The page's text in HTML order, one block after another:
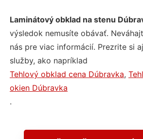
Laminátový obklad na stenu
výsledok nemusíte obávať.
nás pre viac informácií. Prezrite si
služby, ako napríklad
Tehlový obklad cena Dúbravka,
okien Dúbravka
.